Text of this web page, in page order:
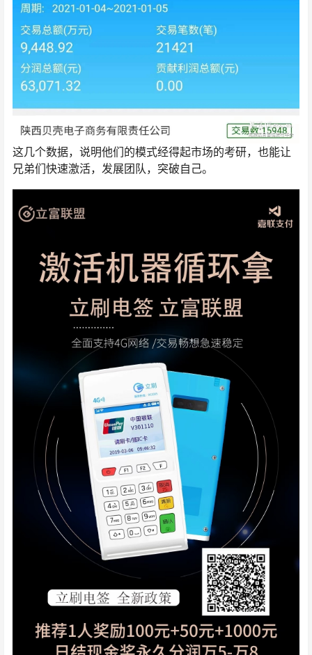
这几个数据，说明他们的模式经得起市场的考研，也能让
兄弟们快速激活，发展团队，突破自己。